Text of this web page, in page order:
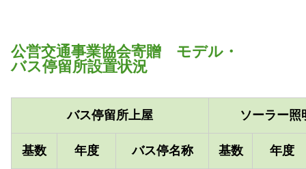
公営交通事業協会寄贈 モデル・
バス停留所設置状況
バス停留所上屋 ソーラー照
基数 年度 バス停名称 基数 年度